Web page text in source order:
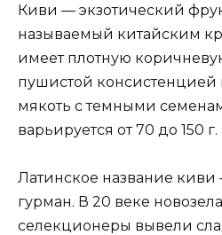
Киви — экзотический
называемый китайским
имеет плотную
пушистой консистенцией
мякоть с темными
варьируется от 70 до 150 г.
Латинское название
гурман. В 20 веке
селекционеры вывели